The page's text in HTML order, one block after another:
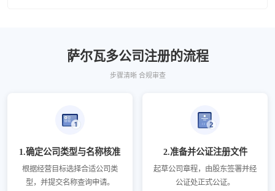
萨尔瓦多公司注册的流程
步骤清晰 合规审查
1.确定公司类型与名称核准
根据经营目标选择合适公司类
型，并提交名称查询申请。
2.准备并公证注册文件
起草公司章程，由股东签署并经
公证处正式公证。